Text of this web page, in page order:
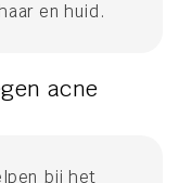
en huid.
acne
bij het